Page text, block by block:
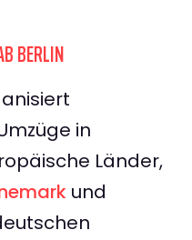
BERLIN
in
Länder,
und